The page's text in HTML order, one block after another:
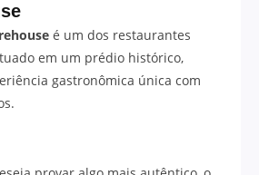
é um dos restaurantes
em um prédio histórico,
gastronômica única com